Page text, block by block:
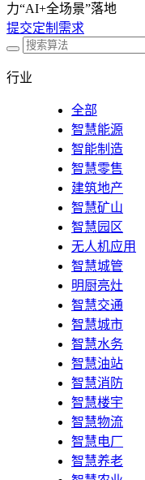
力“AI+全场景”落地
提交定制需求
行业
全部
智慧能源
智能制造
智慧零售
建筑地产
智慧矿山
智慧园区
无人机应用
智慧城管
明厨亮灶
智慧交通
智慧城市
智慧水务
智慧油站
智慧消防
智慧楼宇
智慧物流
智慧电厂
智慧养老